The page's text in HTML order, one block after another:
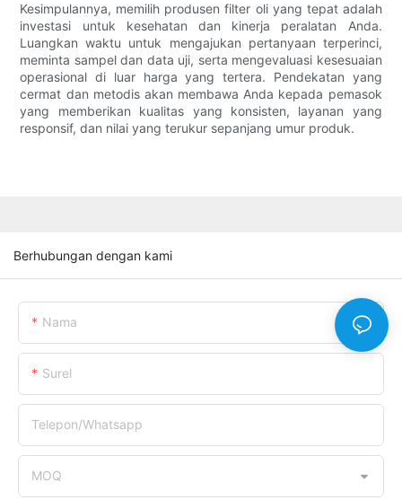
Kesimpulannya, memilih produsen filter oli yang tepat adalah
investasi untuk kesehatan dan kinerja peralatan Anda.
Luangkan waktu untuk mengajukan pertanyaan terperinci,
meminta sampel dan data uji, serta mengevaluasi kesesuaian
operasional di luar harga yang tertera. Pendekatan yang
cermat dan metodis akan membawa Anda kepada pemasok
yang memberikan kualitas yang konsisten, layanan yang
responsif, dan nilai yang terukur sepanjang umur produk.
Berhubungan dengan kami
Nama
Surel
Telepon/whatsapp
MOQ